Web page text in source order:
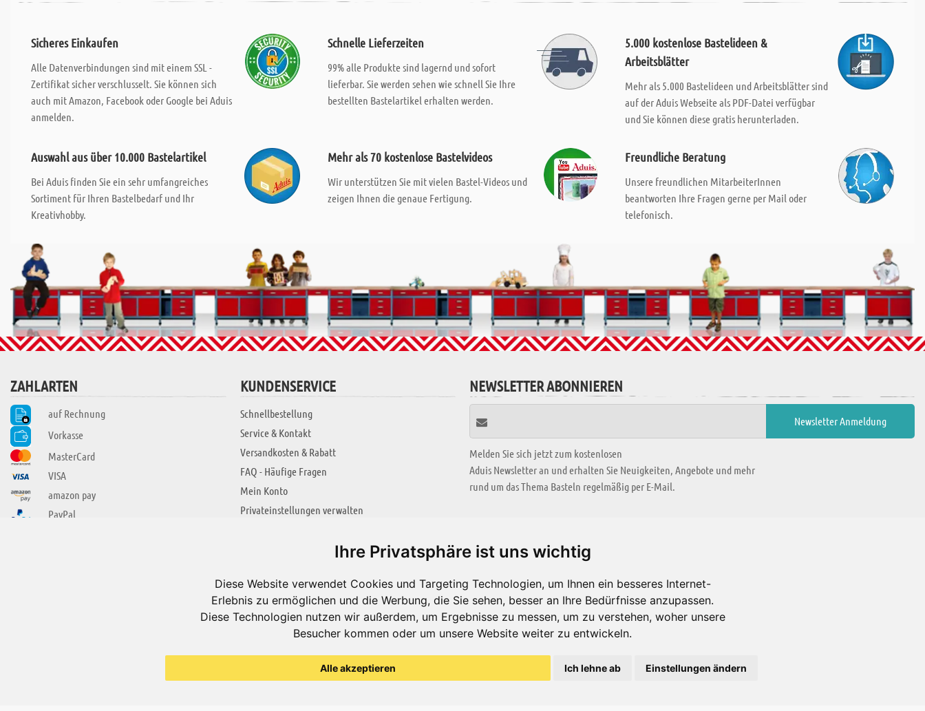
Ihre Privatsphäre ist uns wichtig
Diese Website verwendet Cookies und Targeting Technologien, um Ihnen ein besseres Internet-
Erlebnis zu ermöglichen und die Werbung, die Sie sehen, besser an Ihre Bedürfnisse anzupassen.
Diese Technologien nutzen wir außerdem, um Ergebnisse zu messen, um zu verstehen, woher unsere
Besucher kommen oder um unsere Website weiter zu entwickeln.
Alle akzeptieren Ich lehne ab Einstellungen ändern
Sicheres Einkaufen
Alle Datenverbindungen sind mit einem SSL -
Zertifikat sicher verschlusselt. Sie können sich
auch mit Amazon, Facebook oder Google bei Aduis
anmelden.
Schnelle Lieferzeiten
99% alle Produkte sind lagernd und sofort
lieferbar. Sie werden sehen wie schnell Sie Ihre
bestellten Bastelartikel erhalten werden.
5.000 kostenlose Bastelideen &
Arbeitsblätter
Mehr als 5.000 Bastelideen und Arbeitsblätter sind
auf der Aduis Webseite als PDF-Datei verfügbar
und Sie können diese gratis herunterladen.
Auswahl aus über 10.000 Bastelartikel
Bei Aduis finden Sie ein sehr umfangreiches
Sortiment für Ihren Bastelbedarf und Ihr
Kreativhobby.
Mehr als 70 kostenlose Bastelvideos
Wir unterstützen Sie mit vielen Bastel-Videos und
zeigen Ihnen die genaue Fertigung.
Freundliche Beratung
Unsere freundlichen MitarbeiterInnen
beantworten Ihre Fragen gerne per Mail oder
telefonisch.
ZAHLARTEN
auf Rechnung
Vorkasse
MasterCard
VISA
amazon pay
PayPal
KUNDENSERVICE
Schnellbestellung
Service & Kontakt
Versandkosten & Rabatt
FAQ - Häufige Fragen
Mein Konto
Privateinstellungen verwalten
NEWSLETTER ABONNIEREN
Melden Sie sich jetzt zum kostenlosen
Aduis Newsletter an und erhalten Sie Neuigkeiten, Angebote und mehr
rund um das Thema Basteln regelmäßig per E-Mail.
Jobs
Impressum
Datenschutzerklärung
KREATIV ZONE
Alle Videos
Bastelideen
Arbeitsblätter
Es gibt uns auch in